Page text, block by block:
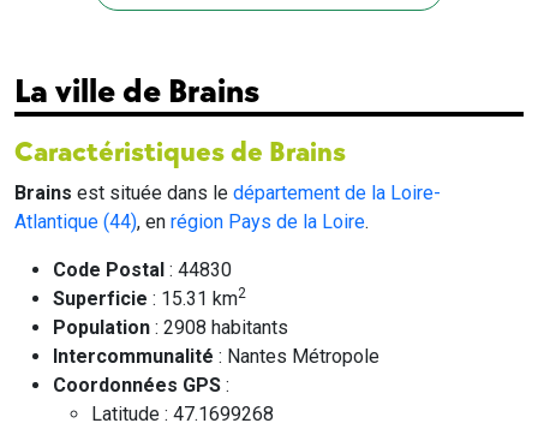
La ville de Brains
Caractéristiques de Brains
Brains est située dans le département de la Loire-
Atlantique (44), en région Pays de la Loire.
Code Postal : 44830
Superficie : 15.31 km2
Population : 2908 habitants
Intercommunalité : Nantes Métropole
Coordonnées GPS :
Latitude : 47.1699268